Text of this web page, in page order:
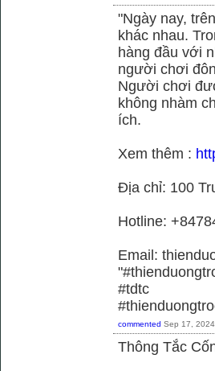
"Ngày nay,
khác nhau.
hàng đầu với
người chơi
Người chơi
không nhàm
ích.
Xem thêm :
Địa chỉ: 100
Hotline:
Email:
#tdtc
commented Sep 17, 2024
Thông Tắc